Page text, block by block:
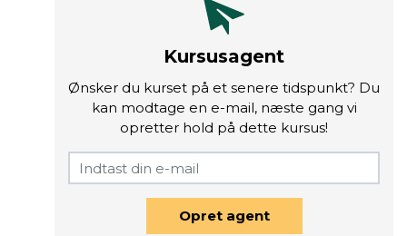
Kursusagent
Ønsker du kurset på et senere tidspunkt? Du
kan modtage en e-mail, næste gang vi
opretter hold på dette kursus!
Opret agent